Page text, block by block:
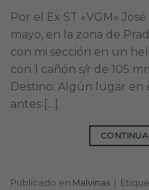
Por el Ex ST «VGM»
mayo, en la zona de
con mi sección en un
con 1 cañón s/r de 105
Destino: Algún lugar en
antes […]
Publicado en Malvinas